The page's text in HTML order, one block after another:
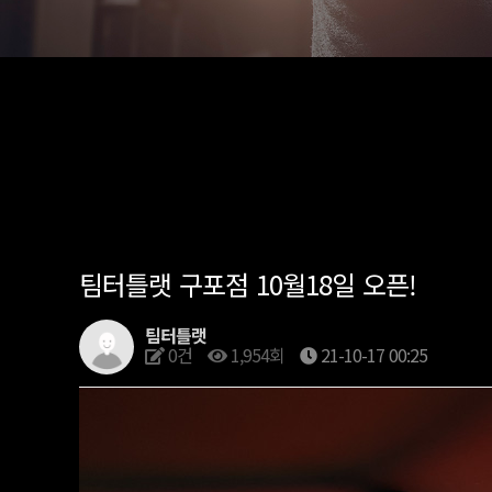
팀터틀랫 구포점 10월18일 오픈!
팀터틀랫
0건 1,954회 21-10-17 00:25